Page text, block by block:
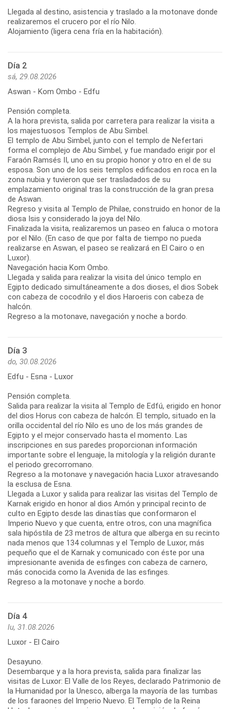
Llegada al destino, asistencia y traslado a la motonave donde
realizaremos el crucero por el río Nilo.
Alojamiento (ligera cena fría en la habitación).
Día 2
sá, 29.08.2026
Aswan - Kom Ombo - Edfu
Pensión completa.
A la hora prevista, salida por carretera para realizar la visita a
los majestuosos Templos de Abu Simbel.
El templo de Abu Simbel, junto con el templo de Nefertari
forma el complejo de Abu Simbel, y fue mandado erigir por el
Faraón Ramsés II, uno en su propio honor y otro en el de su
esposa. Son uno de los seis templos edificados en roca en la
zona nubia y tuvieron que ser trasladados de su
emplazamiento original tras la construcción de la gran presa
de Aswan.
Regreso y visita al Templo de Philae, construido en honor de la
diosa Isis y considerado la joya del Nilo.
Finalizada la visita, realizaremos un paseo en faluca o motora
por el Nilo. (En caso de que por falta de tiempo no pueda
realizarse en Aswan, el paseo se realizará en El Cairo o en
Luxor).
Navegación hacia Kom Ombo.
Llegada y salida para realizar la visita del único templo en
Egipto dedicado simultáneamente a dos dioses, el dios Sobek
con cabeza de cocodrilo y el dios Haroeris con cabeza de
halcón.
Regreso a la motonave, navegación y noche a bordo.
Día 3
do, 30.08.2026
Edfu - Esna - Luxor
Pensión completa.
Salida para realizar la visita al Templo de Edfú, erigido en honor
del dios Horus con cabeza de halcón. El templo, situado en la
orilla occidental del río Nilo es uno de los más grandes de
Egipto y el mejor conservado hasta el momento. Las
inscripciones en sus paredes proporcionan información
importante sobre el lenguaje, la mitología y la religión durante
el periodo grecorromano.
Regreso a la motonave y navegación hacia Luxor atravesando
la esclusa de Esna.
Llegada a Luxor y salida para realizar las visitas del Templo de
Karnak erigido en honor al dios Amón y principal recinto de
culto en Egipto desde las dinastías que conformaron el
Imperio Nuevo y que cuenta, entre otros, con una magnífica
sala hipóstila de 23 metros de altura que alberga en su recinto
nada menos que 134 columnas y el Templo de Luxor, más
pequeño que el de Karnak y comunicado con éste por una
impresionante avenida de esfinges con cabeza de carnero,
más conocida como la Avenida de las esfinges.
Regreso a la motonave y noche a bordo.
Día 4
lu, 31.08.2026
Luxor - El Cairo
Desayuno.
Desembarque y a la hora prevista, salida para finalizar las
visitas de Luxor: El Valle de los Reyes, declarado Patrimonio de
la Humanidad por la Unesco, alberga la mayoría de las tumbas
de los faraones del Imperio Nuevo. El Templo de la Reina